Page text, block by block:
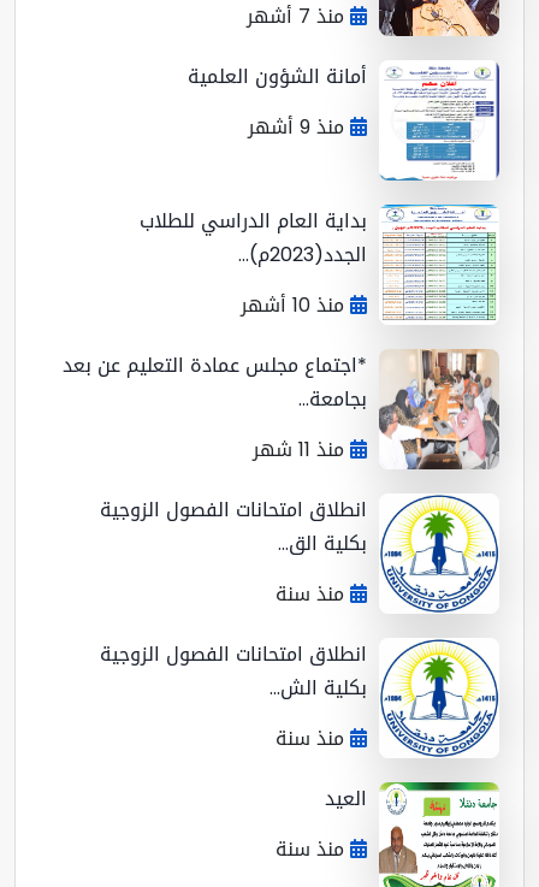
منذ 7 أشهر
أمانة الشؤون العلمية
منذ 9 أشهر
بداية العام الدراسي للطلاب
الجدد(2023م)...
منذ 10 أشهر
*اجتماع مجلس عمادة التعليم عن بعد
بجامعة...
منذ 11 شهر
انطلاق امتحانات الفصول الزوجية
بكلية الق...
منذ سنة
انطلاق امتحانات الفصول الزوجية
بكلية الش...
منذ سنة
العيد
منذ سنة